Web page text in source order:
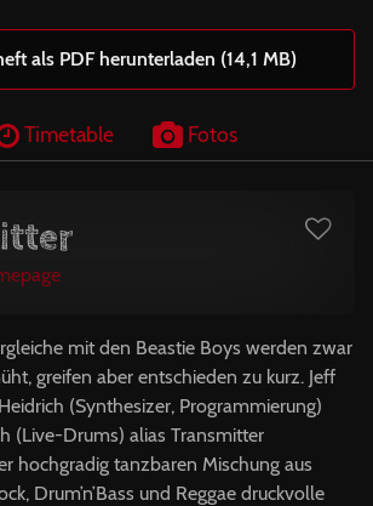
als PDF herunterladen (14,1 MB)
Timetable Fotos
mit den Beastie Boys werden zwar
greifen aber entschieden zu kurz. Jeff
(Synthesizer, Programmierung)
(Live-Drums) alias Transmitter
hochgradig tanzbaren Mischung aus
Drum’n’Bass und Reggae druckvolle